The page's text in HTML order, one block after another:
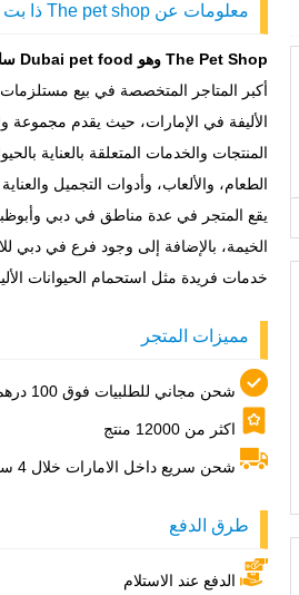
معلومات عن The pet shop ذا بت شوب
The Pet Shop وهو Dubai pet food سابقًا
أكبر المتاجر المتخصصة في بيع مستلزمات
الأليفة في الإمارات، حيث يقدم مجموعة
المنتجات والخدمات المتعلقة بالعناية
الطعام، والألعاب، وأدوات التجميل
يقع المتجر في عدة مناطق في دبي
الخيمة، بالإضافة إلى وجود فرع في دبي
خدمات فريدة مثل استحمام الحيوانات
مميزات المتجر
شحن مجاني للطلبيات فوق 100 درهم
اكثر من 12000 منتج
شحن سريع داخل الامارات خلال 4 ساعات
طرق الدفع
الدفع عند الاستلام